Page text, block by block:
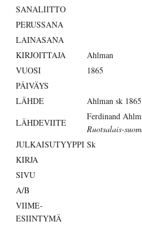
SANALIITTO
PERUSSANA
LAINASANA
KIRJOITTAJA
Ahlman
VUOSI
1865
PÄIVÄYS
LÄHDE
Ahlman sk 1865
LÄHDEVIITE
Ferdinand
Ruotsalais-
JULKAISUTYYPPI Sk
KIRJA
SIVU
A/B
VIIME-
ESIINTYMÄ